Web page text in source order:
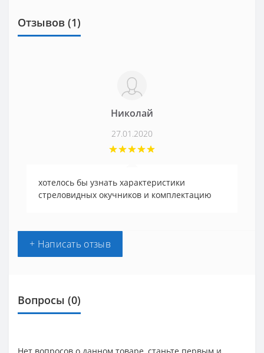
Отзывов (1)
Николай
27.01.2020
хотелось бы узнать характеристики
стреловидных окучников и комплектацию
+ Написать отзыв
Вопросы (0)
Нет вопросов о данном товаре, станьте первым и